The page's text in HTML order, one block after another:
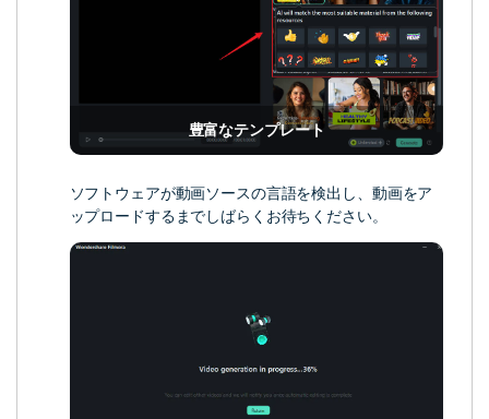
豊富なテンプレート
ソフトウェアが動画ソースの言語を検出し、動画をア
ップロードするまでしばらくお待ちください。